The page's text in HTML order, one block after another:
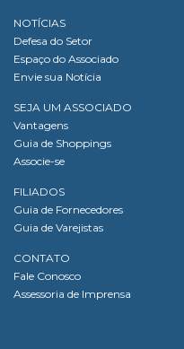
NOTÍCIAS
Defesa do Setor
Espaço do Associado
Envie sua Notícia
SEJA UM ASSOCIADO
Vantagens
Guia de Shoppings
Associe-se
FILIADOS
Guia de Fornecedores
Guia de Varejistas
CONTATO
Fale Conosco
Assessoria de Imprensa